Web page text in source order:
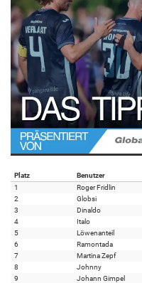
Platz Benutzer
1
Roger Fridlin
2
Globsi
3
Dinaldo
4
Italo
5
Löwenanteil
6
Ramontada
7
Martina Zepf
8
Johnny
9
Johann Gimpel